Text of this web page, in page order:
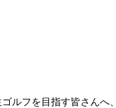
ルフを目指す皆さんへ